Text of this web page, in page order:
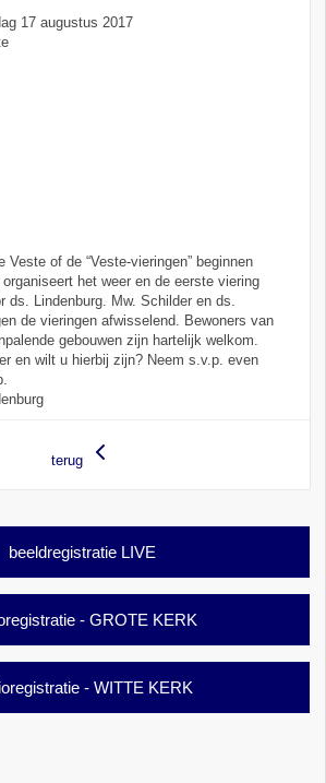
17 augustus 2017
Veste of de “Veste-vieringen” beginnen
het weer en de eerste viering
ds. Lindenburg. Mw. Schilder en ds.
de vieringen afwisselend. Bewoners van
gebouwen zijn hartelijk welkom.
en wilt u hierbij zijn? Neem s.v.p. even
terug
beeldregistratie LIVE
- GROTE KERK
- WITTE KERK